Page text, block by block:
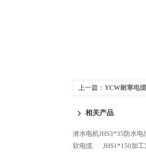
上一篇： YCW耐寒电缆
相关产品
潜水电机JHS3*35防水电
软电缆
JHS1*150加